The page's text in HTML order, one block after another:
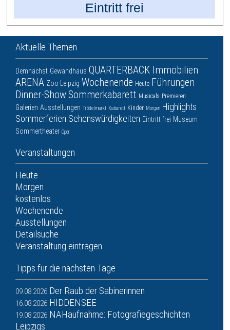
Eintritt frei
Aktuelle Themen
Demnächst Gewandhaus QUARTERBACK Immobilien
ARENA Zoo Leipzig Wochenende Heute Führungen
Dinner-ShowSommerkabarett Musicals Premieren
Galerien Ausstellungen Trödelmarkt Kabarett Kinder Morgen Highlights
Sommerferien Sehenswürdigkeiten Eintritt frei Museum
Sommertheater Oper
Veranstaltungen
Heute
Morgen
kostenlos
Wochenende
Ausstellungen
Detailsuche
Veranstaltung eintragen
Tipps für die nächsten Tage
09.08.2026 Der Raub der Sabinerinnen
16.08.2026 HIDDENSEE
19.08.2026 NAHaufnahme: Fotografiegeschichten
Leipzigs